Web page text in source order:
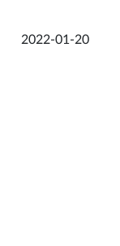
2022-01-20